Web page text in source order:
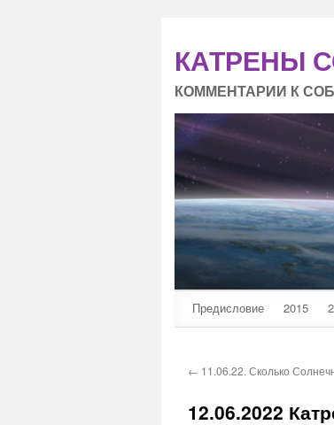
КАТРЕНЫ
КОММЕНТАРИИ К
Предисловие 2015
← 11.06.22. Сколько
12.06.2022